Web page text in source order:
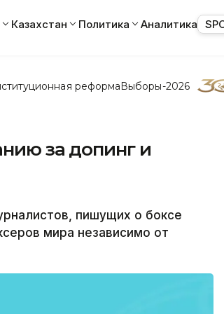
Казахстан Политика Аналитика
реформаВыборы-2026
за допинг и
пишущих о боксе
мира независимо от